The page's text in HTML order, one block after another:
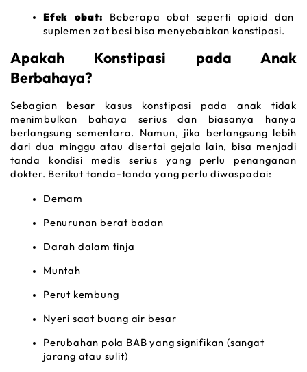
Efek obat: Beberapa obat seperti opioid dan
suplemen zat besi bisa menyebabkan konstipasi.
Apakah Konstipasi pada Anak
Berbahaya?
Sebagian besar kasus konstipasi pada anak tidak
menimbulkan bahaya serius dan biasanya hanya
berlangsung sementara. Namun, jika berlangsung lebih
dari dua minggu atau disertai gejala lain, bisa menjadi
tanda kondisi medis serius yang perlu penanganan
dokter. Berikut tanda-tanda yang perlu diwaspadai:
Demam
Penurunan berat badan
Darah dalam tinja
Muntah
Perut kembung
Nyeri saat buang air besar
Perubahan pola BAB yang signifikan (sangat
jarang atau sulit)